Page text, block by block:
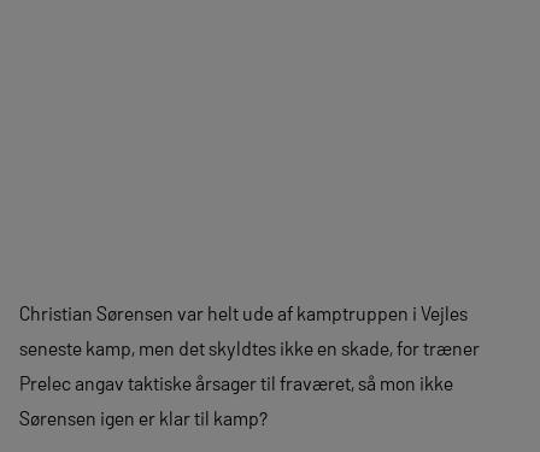
Christian Sørensen var helt ude af kamptruppen i Vejles
seneste kamp, men det skyldtes ikke en skade, for træner
Prelec angav taktiske årsager til fraværet, så mon ikke
Sørensen igen er klar til kamp?